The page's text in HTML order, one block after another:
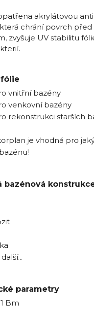
akrylátovou
chrání povrch
zvyšuje UV stabilitu
vnitřní bazény
venkovní bazény
rekonstrukci starších
je vhodná pro
bazénová
parametry
Bm